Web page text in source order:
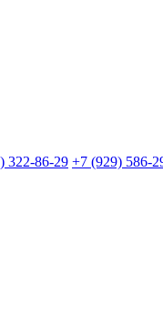
322-86-29 +7 (929) 586-